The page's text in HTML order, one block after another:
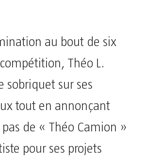
au bout de six
Théo L.
sobriquet sur ses
tout en annonçant
de « Théo Camion »
pour ses projets